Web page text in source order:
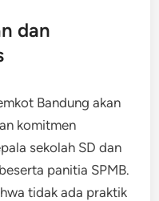
dan
Bandung akan
komitmen
sekolah SD dan
panitia SPMB.
tidak ada praktik